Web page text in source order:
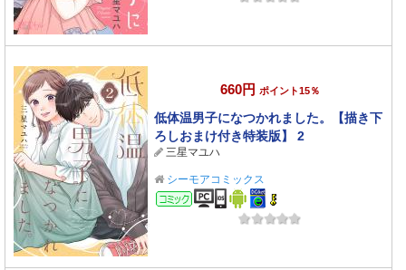
660円 ポイント15％
低体温男子になつかれました。【描き下
ろしおまけ付き特装版】 2
三星マユハ
シーモアコミックス
コミック